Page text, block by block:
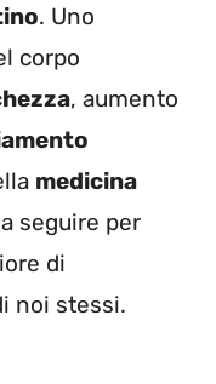
. Uno
corpo
, aumento
medicina
seguire per
di
noi stessi.